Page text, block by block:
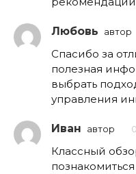
Любовь автор
Спасибо за
полезная
выбрать
управления
Иван автор
Классный